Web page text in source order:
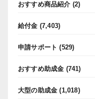
おすすめ商品紹介 (2)
給付金 (7,403)
申請サポート (529)
おすすめ助成金 (741)
大型の助成金 (1,018)